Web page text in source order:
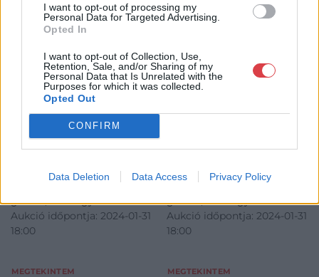
I want to opt-out of processing my
Personal Data for Targeted Advertising.
Opted In
I want to opt-out of Collection, Use,
Retention, Sale, and/or Sharing of my
Personal Data that Is Unrelated with the
Purposes for which it was collected.
Opted Out
CONFIRM
Data Deletion Data Access Privacy Policy
FESTMÉNY, GRAFIKA
23. tétel:
Kondor Béla (1931 –
1972): Madár
grafika, műtárgy
Aukció időpontja: 2024-01-31
18:00
MEGTEKINTEM
FESTMÉNY, GRAFIKA
22. tétel:
Judith Barath (1950):
Aukció:
grafika, műtárgy
Aukció időpontja: 2024-01-31
18:00
MEGTEKINTEM